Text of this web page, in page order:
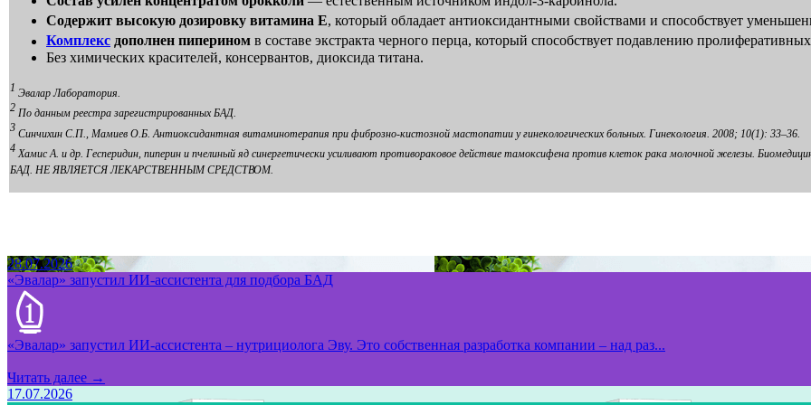
Содержит высокую дозировку витамина Е, который обладает антиоксидантными свойствами и способствует
Комплекс дополнен пиперином в составе экстракта черного перца, который способствует подавлению
Без химических красителей, консервантов, диоксида титана.
1 Эвалар Лаборатория.
2 По данным реестра зарегистрированных БАД.
3 Синчихин С.П., Мамиев О.Б. Антиоксидантная витаминотерапия при фиброзно-кистозной мастопатии у гинекологических больных. Гинекология. 2008; 10(1): 33–36.
4Хамис А. и др. Гесперидин, пиперин и пчелиный яд синергетически усиливают противораковое действие тамоксифена против клеток рака молочной железы.
БАД. НЕ ЯВЛЯЕТСЯ ЛЕКАРСТВЕННЫМ СРЕДСТВОМ.
28.07.2026
«Эвалар» запустил ИИ-ассистента для подбора БАД
«Эвалар» запустил ИИ-ассистента – нутрициолога Эву. Это собственная разработка компании – над раз...
Читать далее →
17.07.2026